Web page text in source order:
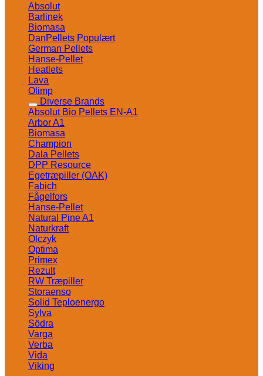
Absolut
Barlinek
Biomasa
DanPellets
German Pellets
Hanse-Pellet
Heatlets
Lava
Olimp
Diverse Brands
Absolut Bio Pellets EN-A1
Arbor A1
Biomasa
Champion
Dala Pellets
DPP Resource
Egetræpiller (OAK)
Fabich
Fågelfors
Hanse-Pellet
Natural Pine A1
Naturkraft
Olczyk
Optima
Primex
Rezult
RW Træpiller
Storaenso
Solid Teploenergo
Sylva
Södra
Varga
Verba
Vida
Viking